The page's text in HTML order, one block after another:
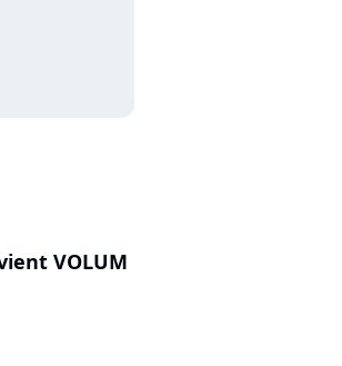
VOLUM